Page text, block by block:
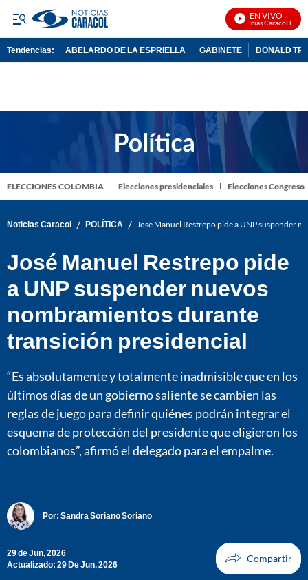
EN VIVO
Noticias Caracol En Vivo
Tendencias: ABELARDO DE LA ESPRIELLA GABINETE DONALD
ELECCIONES COLOMBIA Elecciones presidenciales Elecciones Congreso
Noticias Caracol / POLÍTICA / José Manuel Restrepo pide a UNP suspender
José Manuel Restrepo pide
a UNP suspender nuevos
nombramientos durante
transición presidencial
“Es absolutamente y totalmente inadmisible que en los
últimos días de un gobierno saliente se cambien las
reglas de juego para definir quiénes podrán integrar el
esquema de protección del presidente que eligieron los
colombianos”, afirmó el delegado para el empalme.
Por: Sandra Soriano Soriano
29 de Jun, 2026
Actualizado: 29 De Jun, 2026